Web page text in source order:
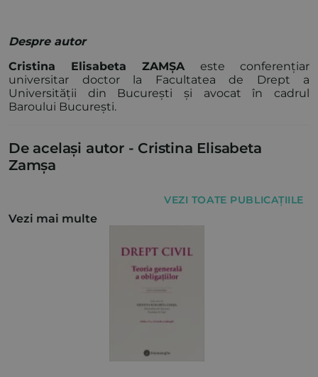
Despre autor
Cristina Elisabeta ZAMȘA este conferențiar
universitar doctor la Facultatea de Drept a
Universității din București și avocat în cadrul
Baroului București.
De același autor - Cristina Elisabeta
Zamșa
VEZI TOATE PUBLICAȚIILE
Vezi mai multe